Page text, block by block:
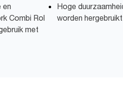
en
Combi Rol
met
Hoge
worden hergebruikt